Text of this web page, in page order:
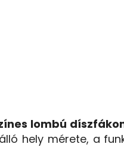
lombú
hely mérete, a